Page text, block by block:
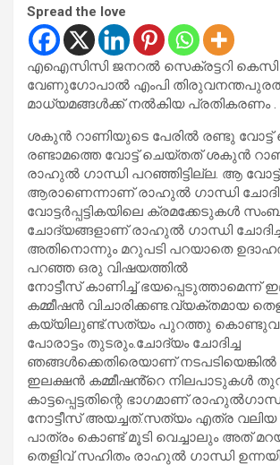
Spread the love
എഐസിസി ജനറൽ സെക്രട്ടറി കെസി
വേണുഗോപാൽ എംപി
മാധ്യമങ്ങൾക്ക് നൽകിയ പ്രതികരണം .
ശകുന്‍ റാണിയുടെ പേരില്‍ രണ്ടു
രണ്ടാമത്തെ വോട്ട് ചെയ്തത് ശകുൻ
രാഹുൽ ഗാന്ധി പറഞ്ഞിട്ടില്ല. ആ
ആരാണെന്നാണ് രാഹുൽ ഗാന്ധി
വോട്ടർപ്പട്ടികയിലെ ക്രമക്കേടുകൾ
ചോദ്യങ്ങളാണ് രാഹുൽ ഗാന്ധി
അതിനൊന്നും മറുപടി പറയാതെ
പറഞ്ഞ ഒരു വിഷയത്തിൽ
നോട്ടീസ് കാണിച്ച് ഭയപ്പെടുത്താമെന്ന്
കമ്മീഷൻ വിചാരിക്കണ്ട.വ്യക്തമായ
കയ്യിലുണ്ട്.സത്യം പുറത്തു
പോരാട്ടം തുടരും.ചോദ്യം ചോദിച്ച
ഞങ്ങള്‍ക്കെതിരെയാണ് നടപടിയെങ്കില്‍
ഇലക്ഷൻ കമ്മീഷൻ്റെ നിലപാടുകൾ
കാട്ടപ്പെട്ടതിന്റെ ഭാഗമാണ്
നോട്ടീസ് അയച്ചത്.സത്യം എത്ര
പാത്രം കൊണ്ട് മൂടി വെച്ചാലും അത്
തെളിവ് സഹിതം രാഹുൽ ഗാന്ധി